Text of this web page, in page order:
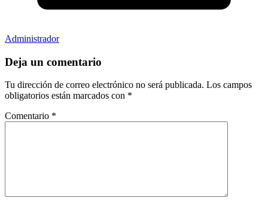
Administrador
Deja un comentario
Tu dirección de correo electrónico no será publicada. Los campos
obligatorios están marcados con *
Comentario *